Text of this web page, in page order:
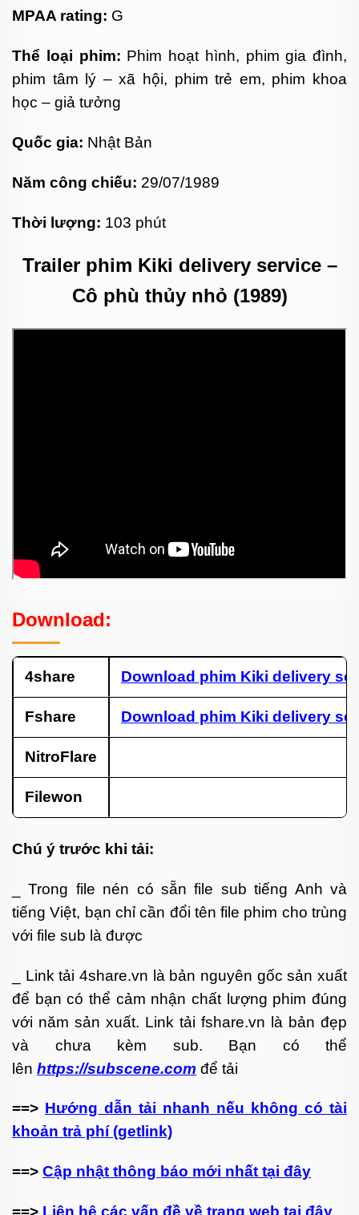
MPAA rating: G
Thể loại phim: Phim hoạt hình, phim gia đình,
phim tâm lý – xã hội, phim trẻ em, phim khoa
học – giả tưởng
Quốc gia: Nhật Bản
Năm công chiếu: 29/07/1989
Thời lượng: 103 phút
Trailer phim Kiki delivery service –
Cô phù thủy nhỏ (1989)
Download:
4share Download phim Kiki delivery
Fshare Download phim Kiki delivery
NitroFlare
Filewon
Chú ý trước khi tải:
_ Trong file nén có sẵn file sub tiếng Anh và
tiếng Việt, bạn chỉ cần đổi tên file phim cho trùng
với file sub là được
_ Link tải 4share.vn là bản nguyên gốc sản xuất
để bạn có thể cảm nhận chất lượng phim đúng
với năm sản xuất. Link tải fshare.vn là bản đẹp
và chưa kèm sub. Bạn có thể
lên https://subscene.com để tải
==> Hướng dẫn tải nhanh nếu không có tài
khoản trả phí (getlink)
==> Cập nhật thông báo mới nhất tại đây
==> Liên hệ các vấn đề về trang web tại đây